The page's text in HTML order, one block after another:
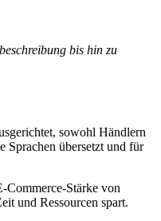
bis hin zu
sowohl Händlern
Sprachen übersetzt und für
Stärke von
und Ressourcen spart.